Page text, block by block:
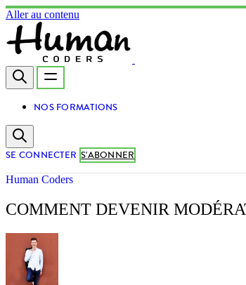
Aller au contenu
NOS FORMATIONS
SE CONNECTER S'ABONNER
Human Coders
COMMENT DEVENIR